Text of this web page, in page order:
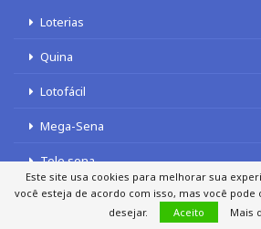
Loterias
Quina
Lotofácil
Mega-Sena
Tele sena
Este site usa cookies para melhorar sua
você esteja de acordo com isso, mas você
desejar.
Aceito Mais